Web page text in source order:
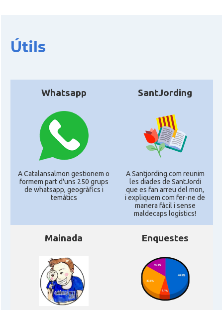
Útils
Whatsapp
A Catalansalmon gestionem o
formem part d'uns 250 grups
de whatsapp, geogràfics i
temàtics
SantJording
A Santjording.com reunim
les diades de SantJordi
que es fan arreu del mon,
i expliquem com fer-ne de
manera fàcil i sense
maldecaps logí­stics!
Mainada Enquestes